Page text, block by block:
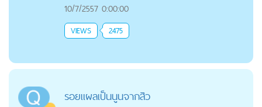
10/7/2557 0:00:00
VIEWS 2475
รอยแผลเป็นนูนจากสิว